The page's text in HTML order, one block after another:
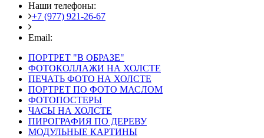
Наши телефоны:
+7 (977) 921-26-67
Email:
ПОРТРЕТ "В ОБРАЗЕ"
ФОТОКОЛЛАЖИ НА ХОЛСТЕ
ПЕЧАТЬ ФОТО НА ХОЛСТЕ
ПОРТРЕТ ПО ФОТО МАСЛОМ
ФОТОПОСТЕРЫ
ЧАСЫ НА ХОЛСТЕ
ПИРОГРАФИЯ ПО ДЕРЕВУ
МОДУЛЬНЫЕ КАРТИНЫ